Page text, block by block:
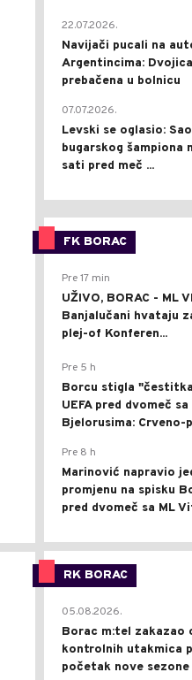
22.07.2026.
Navijači pucali na
Argentincima:
prebačena u bolnicu
07.07.2026.
Levski se oglasio:
bugarskog šampiona
sati pred meč ...
FK BORAC
Pre 17 min
UŽIVO, BORAC - ML
Banjalučani hvataju
plej-of Konferen...
Pre 5 h
Borcu stigla
UEFA pred dvomeč sa
Bjelorusima: Crveno-
Pre 8 h
Marinović napravio
promjenu na spisku
pred dvomeč sa ML
RK BORAC
05.08.2026.
Borac m:tel zakazao
kontrolnih utakmica
početak nove sezone